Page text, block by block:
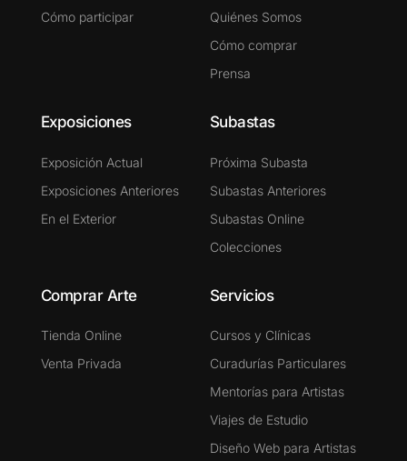
Cómo participar
Quiénes Somos
Cómo comprar
Prensa
Exposiciones
Exposición Actual
Exposiciones Anteriores
En el Exterior
Subastas
Próxima Subasta
Subastas Anteriores
Subastas Online
Colecciones
Comprar Arte
Tienda Online
Venta Privada
Servicios
Cursos y Clínicas
Curadurías Particulares
Mentorías para Artistas
Viajes de Estudio
Diseño Web para Artistas